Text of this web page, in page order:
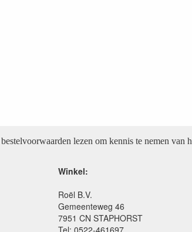
lezen om kennis te nemen van
Winkel:
Roël B.V.
Gemeenteweg 46
7951 CN STAPHORST
Tel: 0522-461697